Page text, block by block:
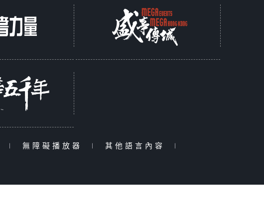
| 無障礙播放器 | 其他語言內容 |